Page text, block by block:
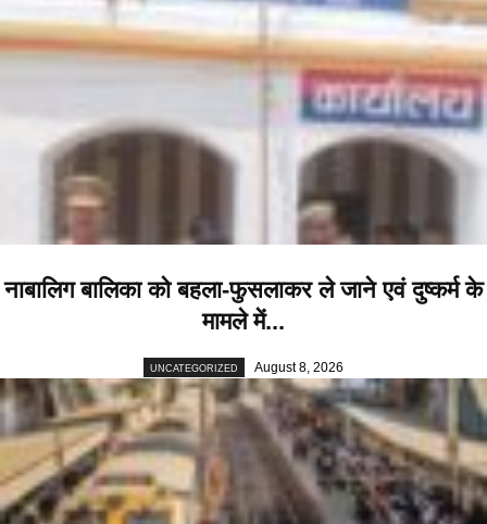
नाबालिग बालिका को बहला-फुसलाकर ले जाने एवं दुष्कर्म के
मामले में...
UNCATEGORIZED August 8, 2026